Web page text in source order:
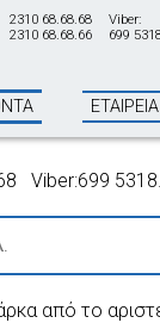
2310 68.68.68
2310 68.68.66
Viber:
699
ΕΤΑΙΡΕΙΑ
από το